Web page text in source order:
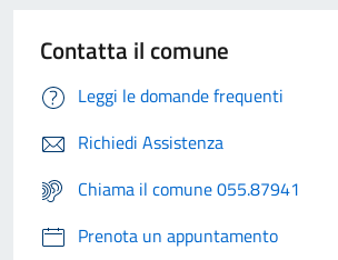
Contatta il comune
Leggi le domande frequenti
Richiedi Assistenza
Chiama il comune 055.87941
Prenota un appuntamento